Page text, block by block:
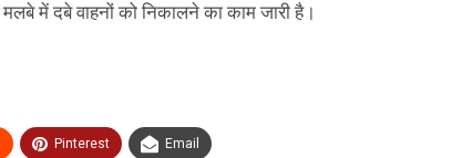
में दबे वाहनों को निकालने का काम जारी है।
Pinterest Email